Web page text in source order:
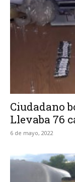
Ciudadano
Llevaba 76
6 de mayo, 2022